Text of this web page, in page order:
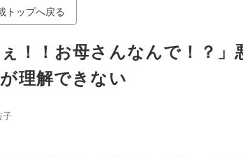
トップへ戻る
ぇ！！お母さんなんで！？
理解できない
子